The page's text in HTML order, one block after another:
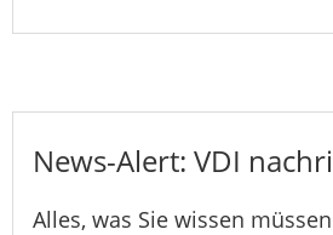
News-Alert: VDI
Alles, was Sie wissen